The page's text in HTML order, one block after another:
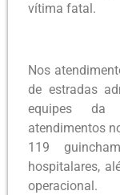
vítima fatal.
Nos
de estradas
equipes da
atendimentos
119
hospitalares,
operacional.